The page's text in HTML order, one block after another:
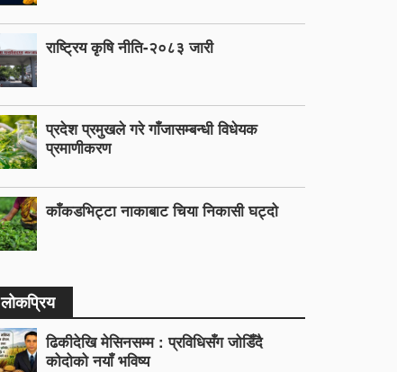
राष्ट्रिय कृषि नीति-२०८३ जारी
प्रदेश प्रमुखले गरे गाँजासम्बन्धी विधेयक
प्रमाणीकरण
काँकडभिट्टा नाकाबाट चिया निकासी घट्दो
लोकप्रिय
ढिकीदेखि मेसिनसम्म : प्रविधिसँग जोडिँदै
कोदोको नयाँ भविष्य